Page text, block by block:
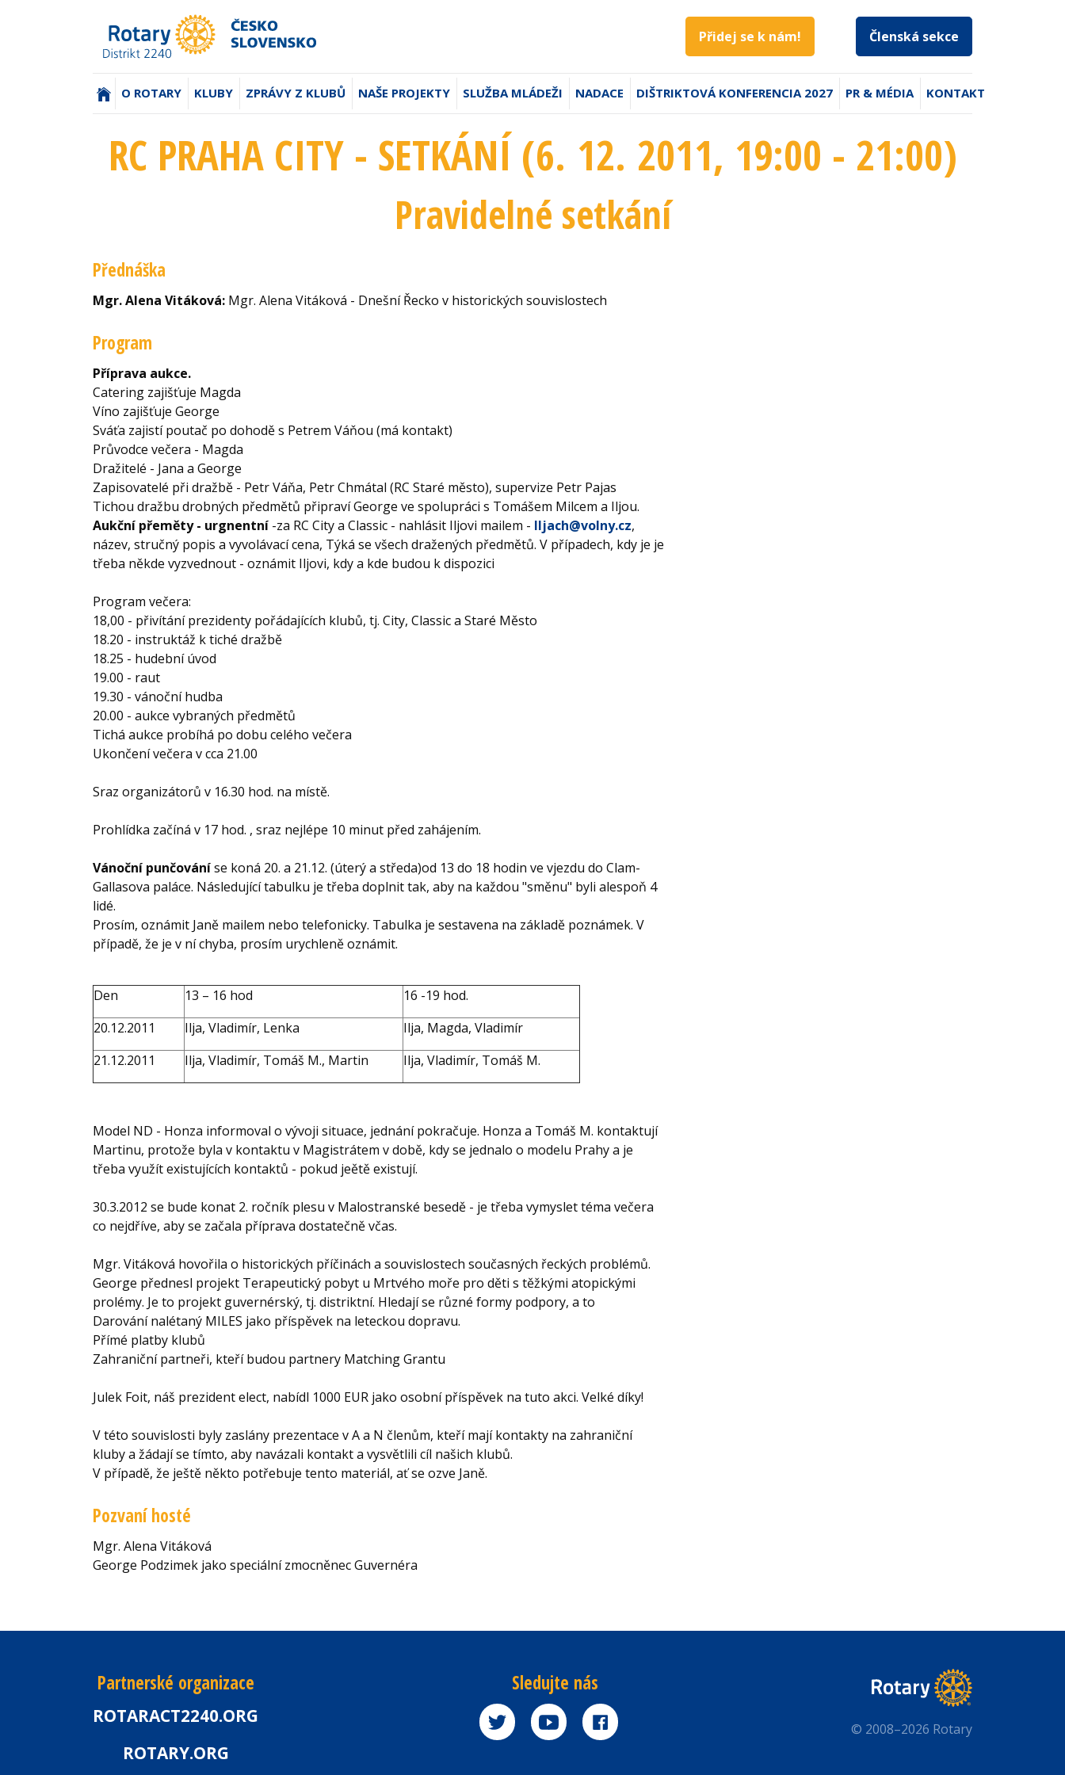
Přidej se k nám! Členská sekce
(AKTUÁLNÍ)
O ROTARY KLUBY ZPRÁVY Z KLUBŮ NAŠE PROJEKTY SLUŽBA MLÁDEŽI NADACE DIŠTRIKTOVÁ KONFERENCIA 2027 PR & MÉDIA KONTAKT
RC PRAHA CITY - SETKÁNÍ (6. 12. 2011, 19:00 - 21:00)
Pravidelné setkání
Přednáška
Mgr. Alena Vitáková: Mgr. Alena Vitáková - Dnešní Řecko v historických souvislostech
Program
Příprava aukce.
Catering zajišťuje Magda
Víno zajišťuje George
Sváťa zajistí poutač po dohodě s Petrem Váňou (má kontakt)
Průvodce večera - Magda
Dražitelé - Jana a George
Zapisovatelé při dražbě - Petr Váňa, Petr Chmátal (RC Staré město), supervize Petr Pajas
Tichou dražbu drobných předmětů připraví George ve spolupráci s Tomášem Milcem a Iljou.
Aukční přeměty - urgnentní -za RC City a Classic - nahlásit Iljovi mailem - Iljach@volny.cz,
název, stručný popis a vyvolávací cena, Týká se všech dražených předmětů. V případech, kdy je je
třeba někde vyzvednout - oznámit Iljovi, kdy a kde budou k dispozici
Program večera:
18,00 - přivítání prezidenty pořádajících klubů, tj. City, Classic a Staré Město
18.20 - instruktáž k tiché dražbě
18.25 - hudební úvod
19.00 - raut
19.30 - vánoční hudba
20.00 - aukce vybraných předmětů
Tichá aukce probíhá po dobu celého večera
Ukončení večera v cca 21.00
Sraz organizátorů v 16.30 hod. na místě.
Prohlídka začíná v 17 hod. , sraz nejlépe 10 minut před zahájením.
Vánoční punčováníse koná 20. a 21.12. (úterý a středa)od 13 do 18 hodin ve vjezdu do Clam-
Gallasova paláce. Následující tabulku je třeba doplnit tak, aby na každou "směnu" byli alespoň 4
lidé.
Prosím, oznámit Janě mailem nebo telefonicky. Tabulka je sestavena na základě poznámek. V
případě, že je v ní chyba, prosím urychleně oznámit.
Den 13 – 16 hod
16 -19 hod.
20.12.2011
Ilja, Vladimír, Lenka
Ilja, Magda, Vladimír
21.12.2011
Ilja, Vladimír, Tomáš M., Martin Ilja, Vladimír, Tomáš M.
Model ND - Honza informoval o vývoji situace, jednání pokračuje. Honza a Tomáš M. kontaktují
Martinu, protože byla v kontaktu v Magistrátem v době, kdy se jednalo o modelu Prahy a je
třeba využít existujících kontaktů - pokud jeětě existují.
30.3.2012 se bude konat 2. ročník plesu v Malostranské besedě - je třeba vymyslet téma večera
co nejdříve, aby se začala příprava dostatečně včas.
Mgr. Vitáková hovořila o historických příčinách a souvislostech současných řeckých problémů.
George přednesl projekt Terapeutický pobyt u Mrtvého moře pro děti s těžkými atopickými
prolémy. Je to projekt guvernérský, tj. distriktní. Hledají se různé formy podpory, a to
Darování nalétaný MILES jako příspěvek na leteckou dopravu.
Přímé platby klubů
Zahraniční partneři, kteří budou partnery Matching Grantu
Julek Foit, náš prezident elect, nabídl 1000 EUR jako osobní příspěvek na tuto akci. Velké díky!
V této souvislosti byly zaslány prezentace v A a N členům, kteří mají kontakty na zahraniční
kluby a žádají se tímto, aby navázali kontakt a vysvětlili cíl našich klubů.
V případě, že ještě někto potřebuje tento materiál, ať se ozve Janě.
Pozvaní hosté
Mgr. Alena Vitáková
George Podzimek jako speciální zmocněnec Guvernéra
Partnerské organizace
ROTARACT2240.ORG
ROTARY.ORG
Sledujte nás
© 2008–2026 Rotary